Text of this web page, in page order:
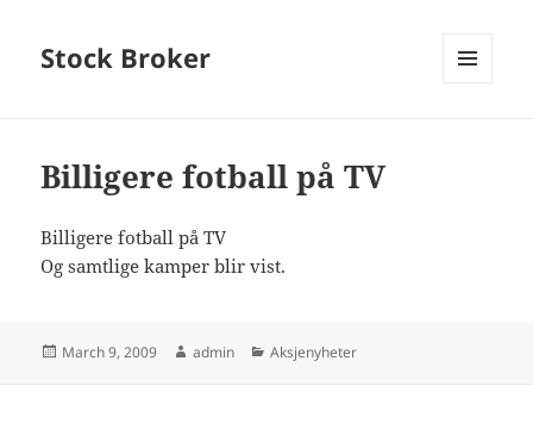
Stock Broker
Billigere fotball på TV
Billigere fotball på TV
Og samtlige kamper blir vist.
Posted
March 9, 2009 Author
admin Categories
Aksjenyheter